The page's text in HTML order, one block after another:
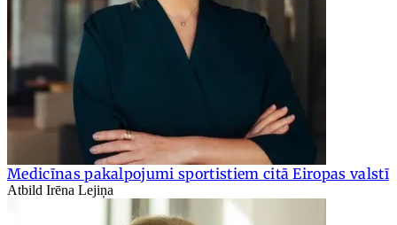
Medicīnas pakalpojumi sportistiem citā Eiropas valstī
Atbild Irēna Lejiņa